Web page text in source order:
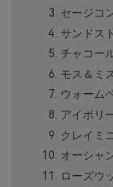
セージコ
サンドス
チャコー
モス＆ミ
ウォーム
アイボリ
クレイミ
オーシャ
ローズウ